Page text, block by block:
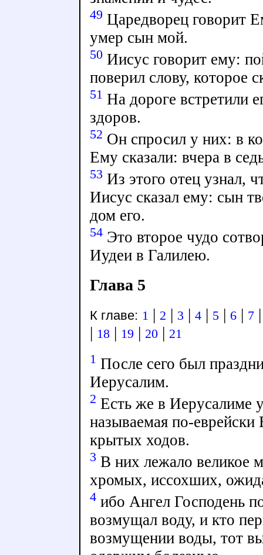
49 Царедворец говорит
умер сын мой.
50Иисус говорит ему:
поверил слову, которое
51 На дороге встретили
здоров.
52 Он спросил у них: в
Ему сказали: вчера в
53 Из этого отец узнал,
Иисус сказал ему: сын
дом его.
54Это второе чудо
Иудеи в Галилею.
Глава 5
К главе: 1 | 2 | 3 | 4| 5| 6| 7
| 18| 19 | 20| 21
1 После сего был
Иерусалим.
2 Есть же в Иерусалиме
называемая по-
крытых ходов.
3 В них лежало великое
хромых, иссохших,
4ибо Ангел Господень
возмущал воду, и кто
возмущении воды, тот